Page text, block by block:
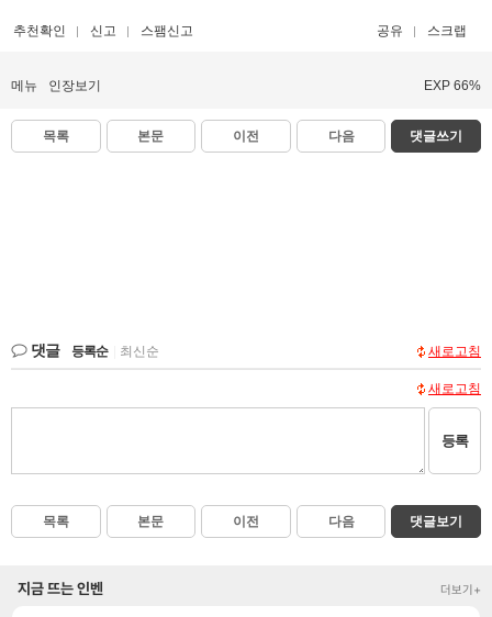
추천확인 신고 스팸신고 공유 스크랩
메뉴 인장보기 EXP 66%
목록 본문 이전 다음 댓글쓰기
댓글 등록순 최신순 새로고침
새로고침
등록
목록 본문 이전 다음 댓글보기
지금 뜨는 인벤 더보기+